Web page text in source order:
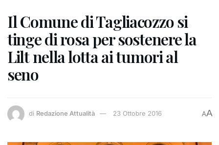
Il Comune di Tagliacozzo si
tinge di rosa per sostenere la
Lilt nella lotta ai tumori al
seno
di Redazione Attualità 23 Ottobre 2016 AA